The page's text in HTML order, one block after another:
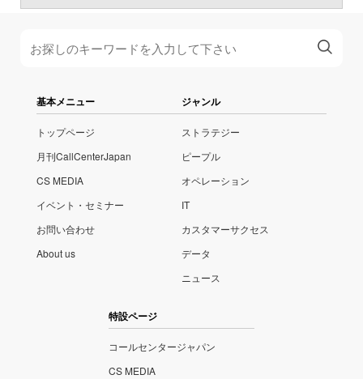
基本メニュー
トップページ
月刊CallCenterJapan
CS MEDIA
イベント・セミナー
お問い合わせ
About us
ジャンル
ストラテジー
ピープル
オペレーション
IT
カスタマーサクセス
データ
ニュース
特設ページ
コールセンタージャパン
CS MEDIA